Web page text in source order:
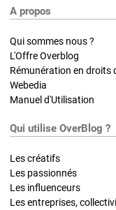
A propos
Qui sommes nous ?
L'Offre Overblog
Rémunération en droits
Webedia
Manuel d'Utilisation
Qui utilise OverBlog ?
Les créatifs
Les passionnés
Les influenceurs
Les entreprises,